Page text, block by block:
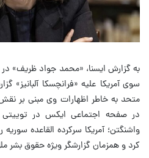
به گزارش ایسنا، «محمد جواد ظریف» در
سوی آمریکا علیه «فرانچسکا آلبانیز»
متحد به خاطر اظهارات وی مبنی بر
در صفحه اجتماعی ایکس در توییتی
واشنگتن؛ آمریکا سرکرده القاعده
کرد و همزمان گزارشگر ویژه حقوق بشر